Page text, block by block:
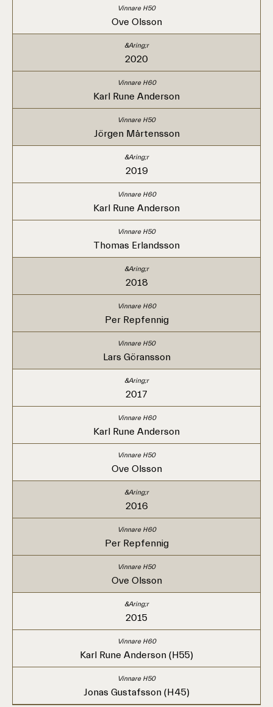
Ove Olsson
2020
Karl Rune Anderson
Jörgen Mårtensson
2019
Karl Rune Anderson
Thomas Erlandsson
2018
Per Repfennig
Lars Göransson
2017
Karl Rune Anderson
Ove Olsson
2016
Per Repfennig
Ove Olsson
2015
Karl Rune Anderson (H55)
Jonas Gustafsson (H45)